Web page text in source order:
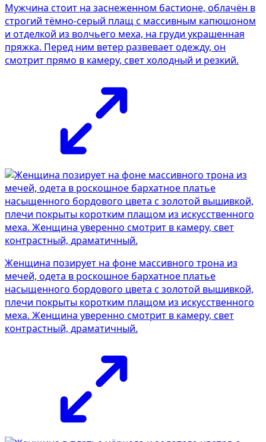
Мужчина стоит на заснеженном бастионе, облачён в
строгий тёмно-серый плащ с массивным капюшоном
и отделкой из волчьего меха, на груди украшенная
пряжка. Перед ним ветер развевает одежду, он
смотрит прямо в камеру, свет холодный и резкий.
Женщина позирует на фоне массивного трона из
мечей, одета в роскошное бархатное платье
насыщенного бордового цвета с золотой вышивкой,
плечи покрыты коротким плащом из искусственного
меха. Женщина уверенно смотрит в камеру, свет
контрастный, драматичный.